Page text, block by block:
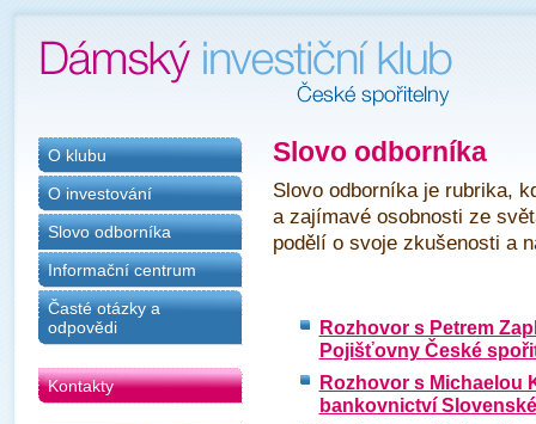
Slovo odborníka
Slovo odborníka je rubrika,
a zajímavé osobnosti ze
podělí o svoje zkušenosti a
Rozhovor s Petrem
Pojišťovny České
Rozhovor s Michaelou
bankovnictví
O klubu
O investování
Slovo odborníka
Informační centrum
Časté otázky a
odpovědi
Kontakty